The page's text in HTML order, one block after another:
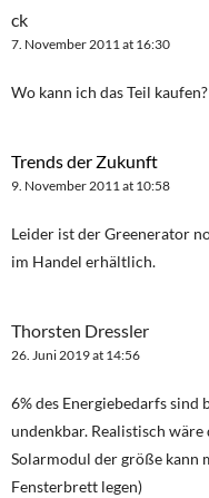
ck
7. November 2011 at 16:30
Wo kann ich das Teil kaufen?
Trends der Zukunft
9. November 2011 at 10:58
Leider ist der Greenerator
im Handel erhältlich.
Thorsten Dressler
26. Juni 2019 at 14:56
6% des Energiebedarfs
undenkbar. Realistisch
Solarmodul der größe kann
Fensterbrett legen)